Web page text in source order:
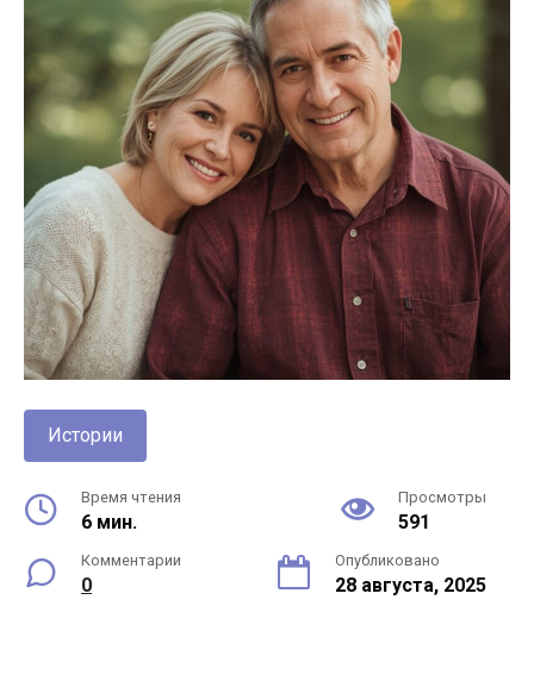
Истории
Время чтения
6 мин.
Просмотры
591
Комментарии
0
Опубликовано
28 августа, 2025